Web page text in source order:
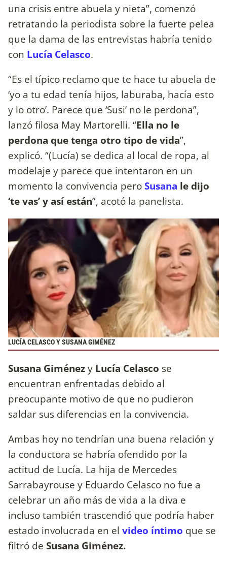
una crisis entre abuela y nieta”, comenzó
retratando la periodista sobre la fuerte pelea
que la dama de las entrevistas habría tenido
con Lucía Celasco.
“Es el típico reclamo que te hace tu abuela de
‘yo a tu edad tenía hijos, laburaba, hacía esto
y lo otro’. Parece que ‘Susi’ no le perdona”,
lanzó filosa May Martorelli. “Ella no le
perdona que tenga otro tipo de vida”,
explicó. “(Lucía) se dedica al local de ropa, al
modelaje y parece que intentaron en un
momento la convivencia peroSusana le dijo
‘te vas’ y así están”, acotó la panelista.
LUCÍA CELASCO Y SUSANA GIMÉNEZ
Susana Giménezy Lucía Celasco se
encuentran enfrentadas debido al
preocupante motivo de que no pudieron
saldar sus diferencias en la convivencia.
Ambas hoy no tendrían una buena relación y
la conductora se habría ofendido por la
actitud de Lucía. La hija de Mercedes
Sarrabayrouse y Eduardo Celasco no fue a
celebrar un año más de vida a la diva e
incluso también trascendió que podría haber
estado involucrada en el video íntimo que se
filtró de Susana Giménez.